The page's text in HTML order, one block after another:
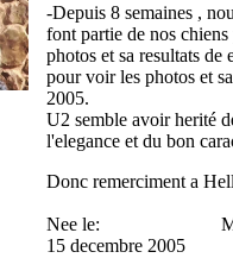
-Depuis 8 semaines ,
font partie de nos
photos et sa resultats
pour voir les photos et
2005.
U2 semble avoir herité
l'elegance et du bon
Donc remerciment a
Nee le:
15 decembre 2005